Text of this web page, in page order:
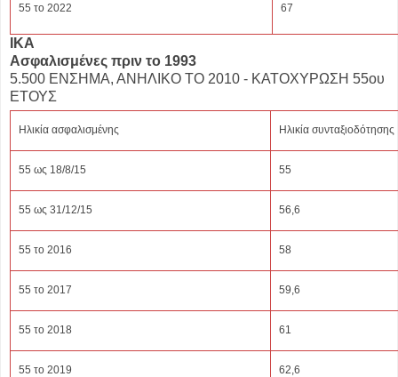
55 το 2022 67
ΙΚΑ
Ασφαλισμένες πριν το 1993
5.500 ΕΝΣΗΜΑ, ΑΝΗΛΙΚΟ ΤΟ 2010 - ΚΑΤΟΧΥΡΩΣΗ 55ου
ΕΤΟΥΣ
Ηλικία ασφαλισμένης Ηλικία συνταξιοδότησης
55 ως 18/8/15 55
55 ως 31/12/15 56,6
55 το 2016 58
55 το 2017 59,6
55 το 2018 61
55 το 2019 62,6